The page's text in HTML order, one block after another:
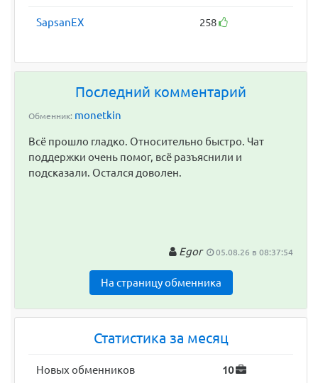
SapsanEX 258
Последний комментарий
Обменник: monetkin
Всё прошло гладко. Относительно быстро. Чат
поддержки очень помог, всё разъяснили и
подсказали. Остался доволен.
Egor 05.08.26 в 08:37:54
На страницу обменника
Статистика за месяц
Новых обменников 10